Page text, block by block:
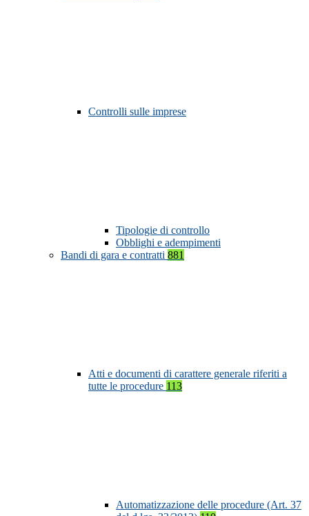
Controlli sulle imprese
Tipologie di controllo
Obblighi e adempimenti
Bandi di gara e contratti 881
Atti e documenti di carattere generale riferiti a
tutte le procedure 113
Automatizzazione delle procedure (Art. 37